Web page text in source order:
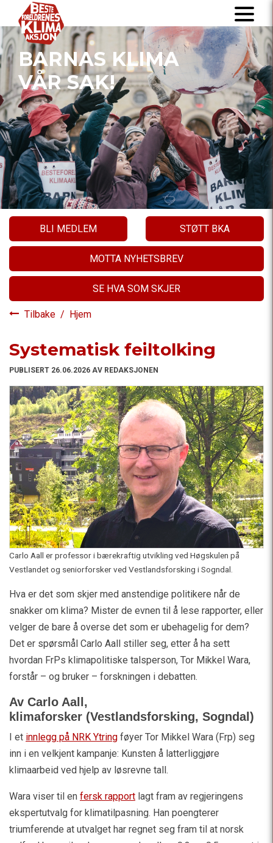
BARNAS KLIMA
VÅR SAK!
BLI MEDLEM STØTT BKA
MOTTA NYHETSBREV
SE HVA SOM SKJER
Tilbake / Hjem
Systematisk feiltolking
PUBLISERT 26.06.2026 AV REDAKSJONEN
Carlo Aall er professor i bærekraftig utvikling ved Høgskulen på
Vestlandet og seniorforsker ved Vestlandsforsking i Sogndal.
Hva er det som skjer med anstendige politikere når de
snakker om klima? Mister de evnen til å lese rapporter, eller
velger de bare å overse det som er ubehagelig for dem?
Det er spørsmål Carlo Aall stiller seg, etter å ha sett
hvordan FrPs klimapolitiske talsperson, Tor Mikkel Wara,
forstår – og bruker – forskningen i debatten.
Av Carlo Aall,
klimaforsker (Vestlandsforsking, Sogndal)
I et innlegg på NRK Ytring føyer Tor Mikkel Wara (Frp) seg
inn i en velkjent kampanje: Kunsten å latterliggjøre
klimaarbeid ved hjelp av løsrevne tall.
Wara viser til en fersk rapport lagt fram av regjeringens
ekspertutvalg for klimatilpasning. Han poengterer
triumferende at utvalget har regnet seg fram til at norsk